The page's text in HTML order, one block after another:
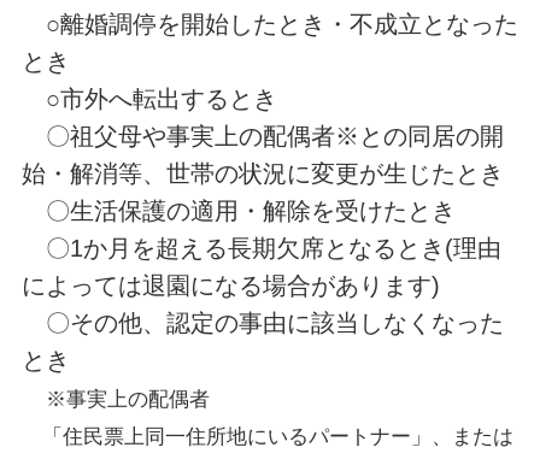
○離婚調停を開始したとき・不成立となった
とき
○市外へ転出するとき
〇祖父母や事実上の配偶者※との同居の開
始・解消等、世帯の状況に変更が生じたとき
〇生活保護の適用・解除を受けたとき
〇1か月を超える長期欠席となるとき(理由
によっては退園になる場合があります)
〇その他、認定の事由に該当しなくなった
とき
※事実上の配偶者
「住民票上同一住所地にいるパートナー」、または